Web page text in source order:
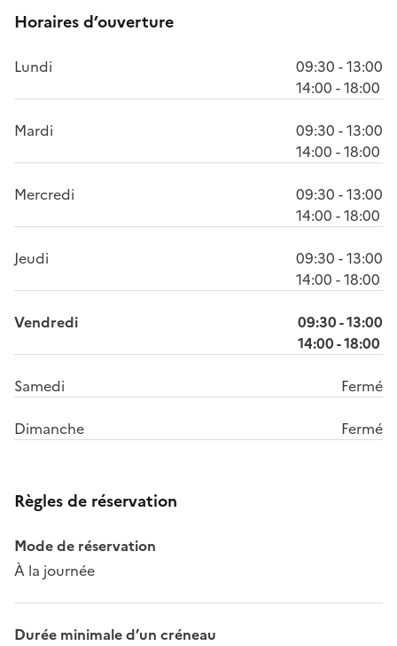
Horaires d’ouverture
Lundi
09:30 - 13:00
14:00 - 18:00
Mardi
09:30 - 13:00
14:00 - 18:00
Mercredi
09:30 - 13:00
14:00 - 18:00
Jeudi
09:30 - 13:00
14:00 - 18:00
Vendredi
09:30 - 13:00
14:00 - 18:00
Samedi
Fermé
Dimanche
Fermé
Règles de réservation
Mode de réservation
À la journée
Durée minimale d’un créneau